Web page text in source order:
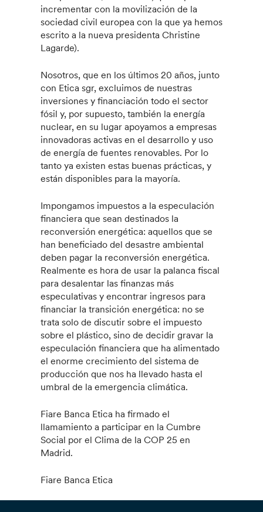
incrementar con la movilización de la
sociedad civil europea con la que ya hemos
escrito a la nueva presidenta Christine
Lagarde).
Nosotros, que en los últimos 20 años, junto
con Etica sgr, excluimos de nuestras
inversiones y financiación todo el sector
fósil y, por supuesto, también la energía
nuclear, en su lugar apoyamos a empresas
innovadoras activas en el desarrollo y uso
de energía de fuentes renovables. Por lo
tanto ya existen estas buenas prácticas, y
están disponibles para la mayoría.
Impongamos impuestos a la especulación
financiera que sean destinados la
reconversión energética: aquellos que se
han beneficiado del desastre ambiental
deben pagar la reconversión energética.
Realmente es hora de usar la palanca fiscal
para desalentar las finanzas más
especulativas y encontrar ingresos para
financiar la transición energética: no se
trata solo de discutir sobre el impuesto
sobre el plástico, sino de decidir gravar la
especulación financiera que ha alimentado
el enorme crecimiento del sistema de
producción que nos ha llevado hasta el
umbral de la emergencia climática.
Fiare Banca Etica ha firmado el
llamamiento a participar en la Cumbre
Social por el Clima de la COP 25 en
Madrid.
Fiare Banca Etica